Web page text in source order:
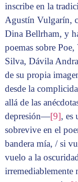
inscribe en la
Agustín Vulgarín,
Dina Bellrham, y
poemas sobre
Silva, Dávila
de su propia
desde la
allá de las
depresión—[9], es
sobrevive en el
bandera mía, / si
vuelo a la
irremediablemente